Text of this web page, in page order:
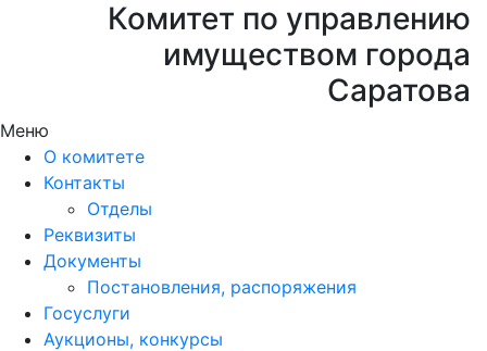
Комитет по управлению
имуществом города
Саратова
Меню
О комитете
Контакты
Отделы
Реквизиты
Документы
Постановления, распоряжения
Госуслуги
Аукционы, конкурсы